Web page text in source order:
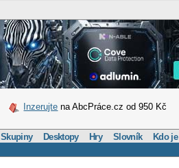
Inzerujte na AbcPráce.cz od 950 Kč
Skupiny Desktopy Hry Slovník Kdo je